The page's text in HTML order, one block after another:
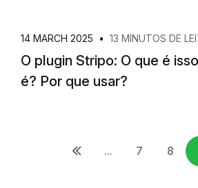
14 MARCH 2025 • 13 MINUTOS DE
O plugin Stripo: O que é
é? Por que usar?
... 7 8